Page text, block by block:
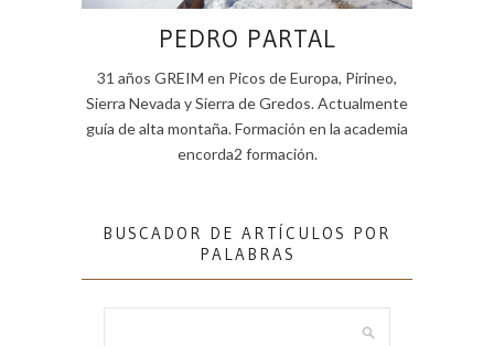
PEDRO PARTAL
31 años GREIM en Picos de Europa, Pirineo,
Sierra Nevada y Sierra de Gredos. Actualmente
guía de alta montaña. Formación en la academia
encorda2 formación.
BUSCADOR DE ARTÍCULOS POR
PALABRAS